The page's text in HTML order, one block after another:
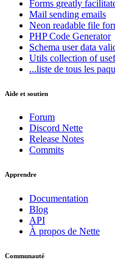
Forms greatly
Mail sending emails
Neon readable file
PHP Code Generator
Schema user data
Utils collection of
...liste de tous les
Aide et soutien
Forum
Discord Nette
Release Notes
Commits
Apprendre
Documentation
Blog
API
À propos de Nette
Communauté